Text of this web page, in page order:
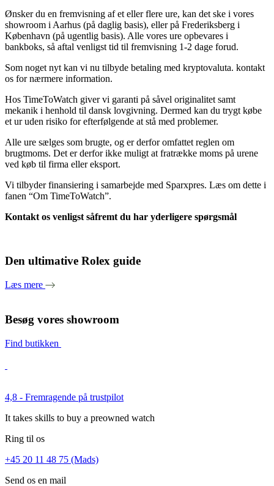
Ønsker du en fremvisning af et eller flere ure, kan det ske i vores
showroom i Aarhus (på daglig basis), eller på Frederiksberg i
København (på ugentlig basis). Alle vores ure opbevares i
bankboks, så aftal venligst tid til fremvisning 1-2 dage forud.
Som noget nyt kan vi nu tilbyde betaling med kryptovaluta. kontakt
os for nærmere information.
Hos TimeToWatch giver vi garanti på såvel originalitet samt
mekanik i henhold til dansk lovgivning. Dermed kan du trygt købe
et ur uden risiko for efterfølgende at stå med problemer.
Alle ure sælges som brugte, og er derfor omfattet reglen om
brugtmoms. Det er derfor ikke muligt at fratrække moms på urene
ved køb til firma eller eksport.
Vi tilbyder finansiering i samarbejde med Sparxpres. Læs om dette i
fanen “Om TimeToWatch”.
Kontakt os venligst såfremt du har yderligere spørgsmål
Den ultimative Rolex guide
Læs mere
Besøg vores showroom
Find butikken
4,8 - Fremragende på trustpilot
It takes skills to buy a preowned watch
Ring til os
+45 20 11 48 75 (Mads)
Send os en mail